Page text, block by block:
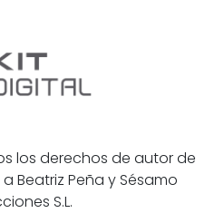
los derechos de autor de
Beatriz Peña y Sésamo
S.L.